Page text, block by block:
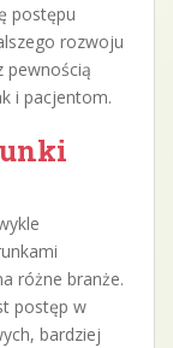
postępu
rozwoju
pewnością
i pacjentom.
różne branże.
postęp w
bardziej